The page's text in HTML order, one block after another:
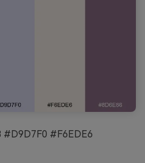
#D9D7F0 #F6EDE6